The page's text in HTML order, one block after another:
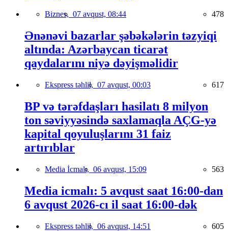
Biznes, 07 avqust, 08:44 478
Ənənəvi bazarlar şəbəkələrin təzyiqi
altında: Azərbaycan ticarət
qaydalarını niyə dəyişməlidir
Ekspress təhlil, 07 avqust, 00:03 617
BP və tərəfdaşları hasilatı 8 milyon
ton səviyyəsində saxlamaqla AÇG-yə
kapital qoyuluşlarını 31 faiz
artırıblar
Media İcmalı, 06 avqust, 15:09 563
Media icmalı: 5 avqust saat 16:00-dan
6 avqust 2026-cı il saat 16:00-dək
Ekspress təhlil, 06 avqust, 14:51 605